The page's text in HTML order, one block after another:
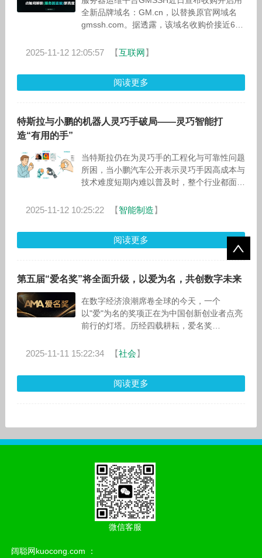
全新品牌域名：GM.cn，以替换原官网域名
gmssh.com。据透露，该域名收购价接近60
2025-11-12 12:05:57 【互联网】
阅读更多
特斯拉与小鹏的机器人灵巧手破局——灵巧智能打
造“有用的手”
当特斯拉仍在为灵巧手的工程化与可靠性问题
所困，当小鹏汽车公开表示灵巧手因高成本与
技术难度短期内难以普及时，整个行业都面临
难以投入实际应用？ 许
2025-11-12 10:25:22 【智能制造】
阅读更多
第五届“爱名奖”将全面升级，以爱为名，共创数字未来
在数字经济浪潮席卷全球的今天，一个
以"爱"为名的奖项正在为中国创新创业者点亮
前行的灯塔。历经四载耕耘，爱名奖
而今迎来重大变
2025-11-11 15:22:34 【社会】
阅读更多
微信客服
阔聪网kuocong.com ：